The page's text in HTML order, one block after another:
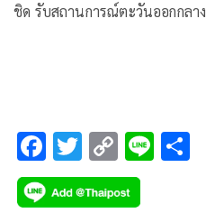
ชิด รับสถานการณ์ตะวันออกกลาง
F
ac
e
T
wi
tt
C
o
p
Li